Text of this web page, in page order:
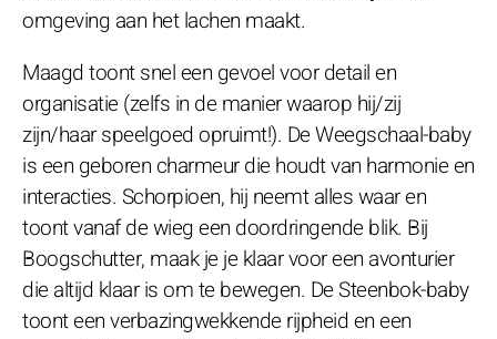
omgeving aan het lachen maakt.
Maagd toont snel een gevoel voor detail en
organisatie (zelfs in de manier waarop hij/zij
zijn/haar speelgoed opruimt!). De Weegschaal-baby
is een geboren charmeur die houdt van harmonie en
interacties. Schorpioen, hij neemt alles waar en
toont vanaf de wieg een doordringende blik. Bij
Boogschutter, maak je je klaar voor een avonturier
die altijd klaar is om te bewegen. De Steenbok-baby
toont een verbazingwekkende rijpheid en een